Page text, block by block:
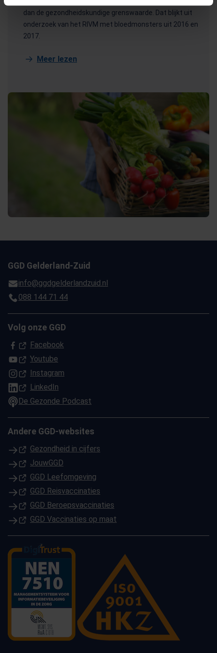
dan de gezondheidskundige grenswaarde. Dat blijkt uit
onderzoek van het RIVM met bloedmonsters uit 2016 en
2017.
Meer lezen
GGD Gelderland-Zuid
info@ggdgelderlandzuid.nl
088 144 71 44
Volg onze GGD
Facebook
(Opent in een nieuw tabblad)
Youtube
(Opent in een nieuw tabblad)
Instagram
(Opent in een nieuw tabblad)
LinkedIn
(Opent in een nieuw tabblad)
De Gezonde Podcast
Andere GGD-websites
Gezondheid in cijfers
(Opent in een nieuw tabblad)
JouwGGD
(Opent in een nieuw tabblad)
GGD Leefomgeving
(Opent in een nieuw tabblad)
GGD Reisvaccinaties
(Opent in een nieuw tabblad)
GGD Beroepsvaccinaties
(Opent in een nieuw tabblad)
GGD Vaccinaties op maat
(Opent in een nieuw tabblad)